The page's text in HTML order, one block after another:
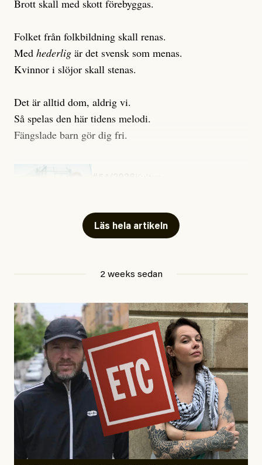
Brott skall med skott förebyggas.
Folket från folkbildning skall renas.
Med hederlig är det svensk som menas.
Kvinnor i slöjor skall stenas.
Det är alltid dom, aldrig vi.
Så spelas den här tidens melodi.
Fängslade barn gör dig fri.
Läs hela artikeln
2 weeks sedan